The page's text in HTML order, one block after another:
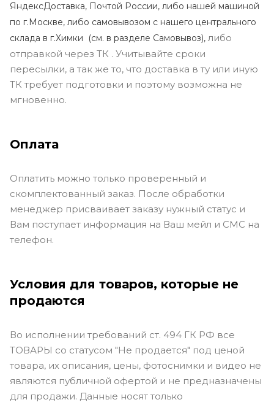
ЯндексДоставка, Почтой России, либо нашей машиной
по г.Москве, либо самовывозом с нашего центрального
склада в г.Химки (см. в разделе Самовывоз), либо
отправкой через ТК . Учитывайте сроки
пересылки, а так же то, что доставка в ту или иную
ТК требует подготовки и поэтому возможна не
мгновенно.
Оплата
Оплатить можно только проверенный и
скомплектованный заказ. После обработки
менеджер присваивает заказу нужный статус и
Вам поступает информация на Ваш мейл и СМС на
телефон.
Условия для товаров, которые не
продаются
Во исполнении требований ст. 494 ГК РФ все
ТОВАРЫ со статусом "Не продается" под ценой
товара, их описания, цены, фотоснимки и видео не
являются публичной офертой и не предназначены
для продажи. Данные носят только